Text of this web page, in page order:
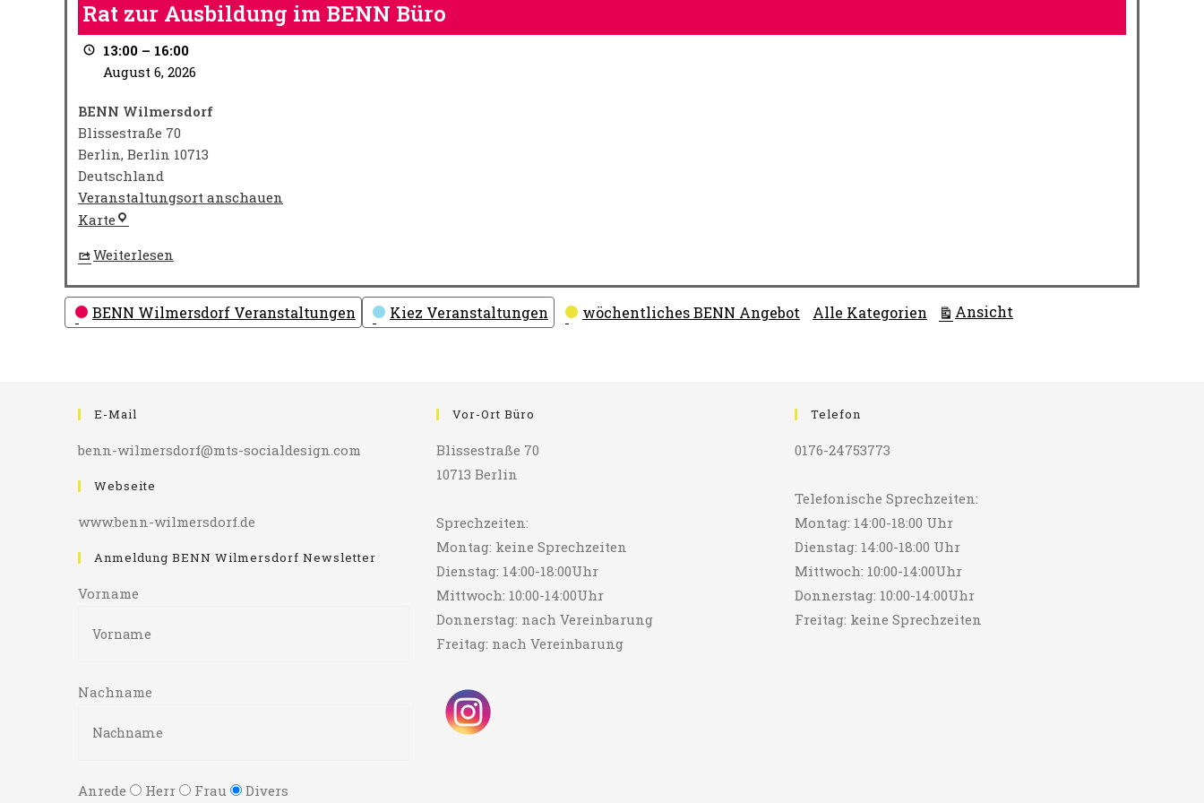
zur
Ausbildung
Rat zur Ausbildung im BENN Büro
13:00 – 16:00
August 6, 2026
BENN Wilmersdorf
Blissestraße 70
Berlin, Berlin 10713
Deutschland
Veranstaltungsort anschauen
KarteBENN
Weiterlesen
Kategorien
BENN Wilmersdorf Veranstaltungen Kiez Veranstaltungen wöchentliches BENN Angebot Alle Kategorien Ansicht
E-Mail
benn-wilmersdorf@mts-socialdesign.com
Webseite
www.benn-wilmersdorf.de
Anmeldung BENN Wilmersdorf Newsletter
Vorname
Nachname
Anrede Herr Frau Divers
Vor-Ort Büro
Blissestraße 70
10713 Berlin
Sprechzeiten:
Montag: keine Sprechzeiten
Dienstag: 14:00-18:00Uhr
Mittwoch: 10:00-14:00Uhr
Donnerstag: nach Vereinbarung
Freitag: nach Vereinbarung
Telefon
0176-24753773
Telefonische Sprechzeiten:
Montag: 14:00-18:00 Uhr
Dienstag: 14:00-18:00 Uhr
Mittwoch: 10:00-14:00Uhr
Donnerstag: 10:00-14:00Uhr
Freitag: keine Sprechzeiten